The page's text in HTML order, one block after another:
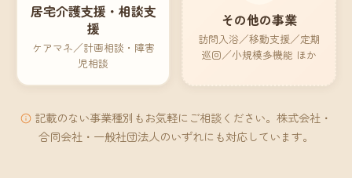
居宅介護支援・相談支
援
ケアマネ／計画相談・障害
児相談
その他の事業
訪問入浴／移動支援／定期
巡回／小規模多機能 ほか
記載のない事業種別もお気軽にご相談ください。株式会社・
合同会社・一般社団法人のいずれにも対応しています。